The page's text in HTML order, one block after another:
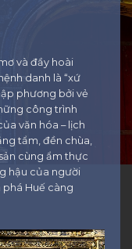
và đầy hoài
danh là “xứ
phương bởi vẻ
công trình
văn hóa – lịch
tẩm, đền chùa,
cùng ẩm thực
hậu của người
Huế càng